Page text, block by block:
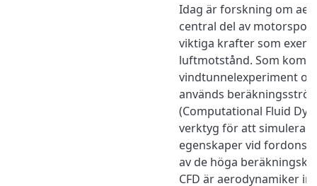
Idag är forskning om
central del av
viktiga krafter som
luftmotstånd. Som
vindtunnelexperiment
används
(Computational Fluid
verktyg för att simulera
egenskaper vid
av de höga
CFD är aerodynamiker